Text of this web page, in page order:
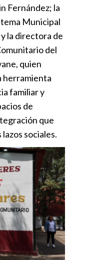
Fernández; la
Municipal
la directora de
del
quien
herramienta
familiar y
de
que
sociales.